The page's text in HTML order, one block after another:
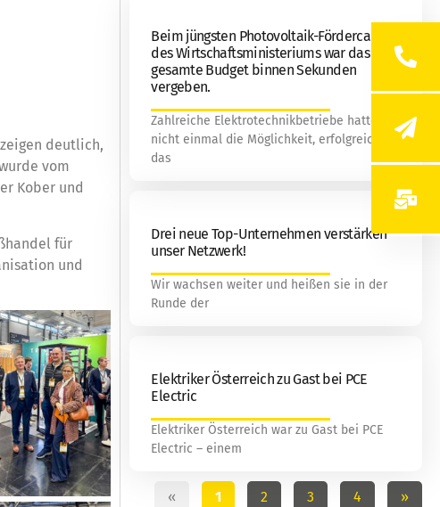
deutlich,
vom
Kober und
für
und
Beim jüngsten Photovoltaik-Fördercall
des Wirtschaftsministeriums war das
gesamte Budget binnen Sekunden
vergeben.
Zahlreiche Elektrotechnikbetriebe hatten
nicht einmal die Möglichkeit, erfolgreich in
das
Drei neue Top-Unternehmen verstärken
unser Netzwerk!
Wir wachsen weiter und heißen sie in der
Runde der
Elektriker Österreich zu Gast bei PCE
Electric
Elektriker Österreich war zu Gast bei PCE
Electric – einem
« 1 2 3 4 »